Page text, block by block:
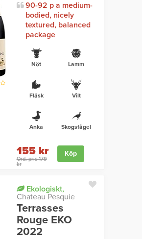
90-92 p a medium-
bodied, nicely
textured, balanced
package
Nöt Lamm
Fläsk Vilt
Anka Skogsfågel
155 kr
Ord. pris 179
kr
Köp
Ekologiskt,
Chateau Pesquie
Terrasses
Rouge EKO
2022